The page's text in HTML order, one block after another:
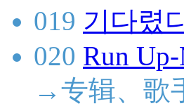
019 기다렸
020 Run
→专辑、歌